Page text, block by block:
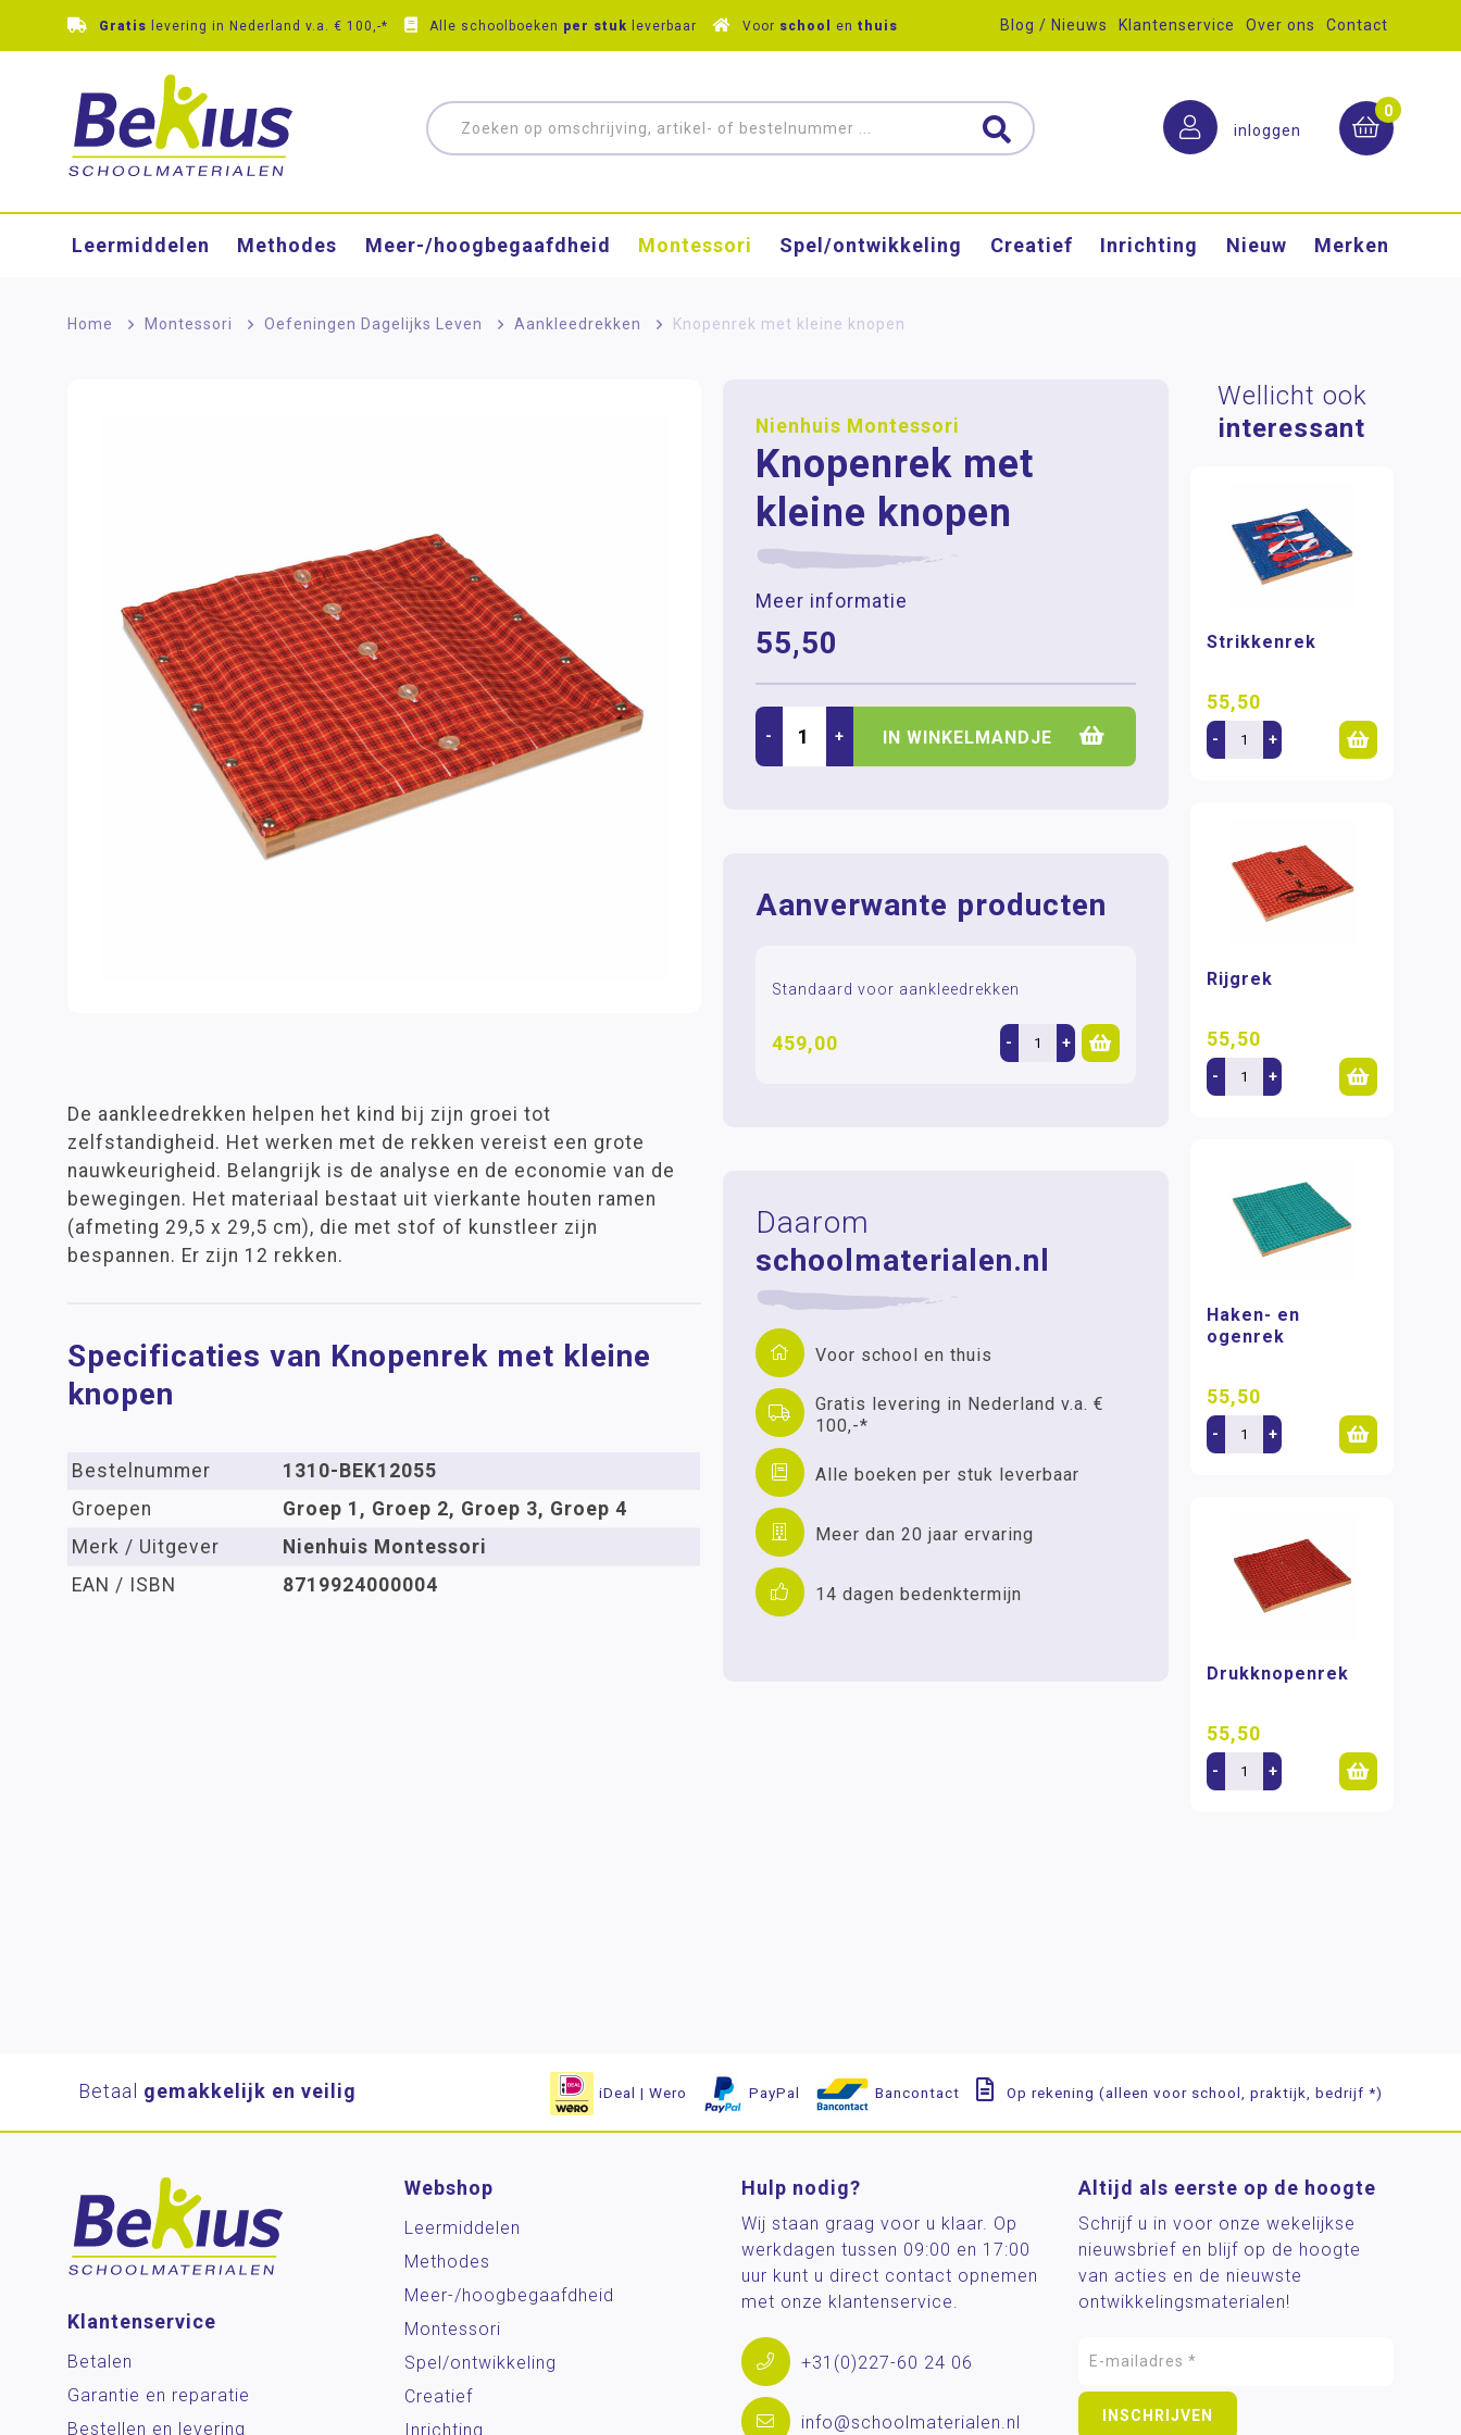
Gratis levering in Nederland v.a. € 100,-* Alle schoolboeken per stuk leverbaar Voor school en thuis Blog / Nieuws Klantenservice Over ons Contact
inloggen
0
Leermiddelen Methodes Meer-/hoog­begaafdheid Montessori Spel/ontwikkeling Creatief Inrichting Nieuw Merken
Home > Montessori > Oefeningen Dagelijks Leven > Aankleedrekken > Knopenrek met kleine knopen
Nienhuis Montessori
Knopenrek met
kleine knopen
Meer informatie
55,50
- + IN WINKELMANDJE
Aanverwante producten
Standaard voor aankleedrekken
459,00 - +
Daarom
schoolmaterialen.nl
Voor school en thuis
Gratis levering in Nederland v.a. €
100,-*
Alle boeken per stuk leverbaar
Meer dan 20 jaar ervaring
14 dagen bedenktermijn
De aankleedrekken helpen het kind bij zijn groei tot
zelfstandigheid. Het werken met de rekken vereist een grote
nauwkeurigheid. Belangrijk is de analyse en de economie van de
bewegingen. Het materiaal bestaat uit vierkante houten ramen
(afmeting 29,5 x 29,5 cm), die met stof of kunstleer zijn
bespannen. Er zijn 12 rekken.
Specificaties van Knopenrek met kleine
knopen
Bestelnummer
1310-BEK12055
Groepen
Groep 1, Groep 2, Groep 3, Groep 4
Merk / Uitgever
Nienhuis Montessori
EAN / ISBN
8719924000004
Wellicht ook
interessant
Strikkenrek
55,50
- +
Rijgrek
55,50
- +
Haken- en
ogenrek
55,50
- +
Drukknopenrek
55,50
- +
Betaal gemakkelijk en veilig iDeal | Wero PayPal Bancontact Op rekening (alleen voor school, praktijk, bedrijf *)
Klantenservice
Betalen
Garantie en reparatie
Bestellen en levering
Webshop
Leermiddelen
Methodes
Meer-/hoog­begaafdheid
Montessori
Spel/ontwikkeling
Creatief
Inrichting
Hulp nodig?
Wij staan graag voor u klaar. Op
werkdagen tussen 09:00 en 17:00
uur kunt u direct contact opnemen
met onze klantenservice.
+31(0)227-60 24 06
info@schoolmaterialen.nl
Altijd als eerste op de hoogte
Schrijf u in voor onze wekelijkse
nieuwsbrief en blijf op de hoogte
van acties en de nieuwste
ontwikkelingsmaterialen!